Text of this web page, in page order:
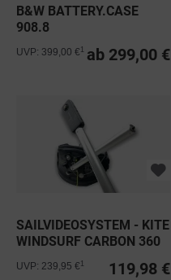
B&W BATTERY.CASE
908.8
ab 299,00 €
UVP: 399,00 €
SAILVIDEOSYSTEM - KITE
WINDSURF CARBON 360
119,98 €
UVP: 239,95 €